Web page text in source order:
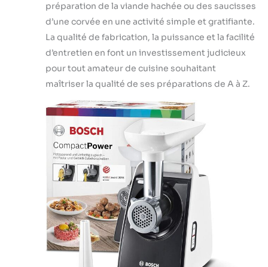
préparation de la viande hachée ou des saucisses
d’une corvée en une activité simple et gratifiante.
La qualité de fabrication, la puissance et la facilité
d’entretien en font un investissement judicieux
pour tout amateur de cuisine souhaitant
maîtriser la qualité de ses préparations de A à Z.